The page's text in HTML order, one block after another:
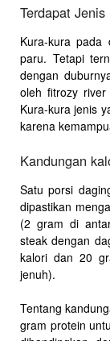
Terdapat
Kura-kura pada
paru. Tetapi
dengan
oleh fitrozy
Kura-kura jenis
karena
Kandungan
Satu porsi
dipastikan
(2 gram di
steak dengan
kalori dan 20
jenuh).
Tentang
gram protein